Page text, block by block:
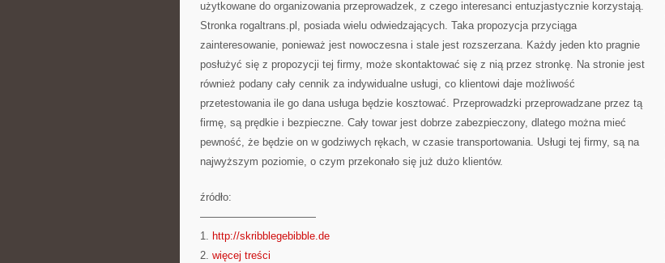
użytkowane do organizowania przeprowadzek, z czego interesanci entuzjastycznie korzystają.
Stronka rogaltrans.pl, posiada wielu odwiedzających. Taka propozycja przyciąga
zainteresowanie, ponieważ jest nowoczesna i stale jest rozszerzana. Każdy jeden kto pragnie
posłużyć się z propozycji tej firmy, może skontaktować się z nią przez stronkę. Na stronie jest
również podany cały cennik za indywidualne usługi, co klientowi daje możliwość
przetestowania ile go dana usługa będzie kosztować. Przeprowadzki przeprowadzane przez tą
firmę, są prędkie i bezpieczne. Cały towar jest dobrze zabezpieczony, dlatego można mieć
pewność, że będzie on w godziwych rękach, w czasie transportowania. Usługi tej firmy, są na
najwyższym poziomie, o czym przekonało się już dużo klientów.
źródło:
———————————
1. http://skribblegebibble.de
2. więcej treści